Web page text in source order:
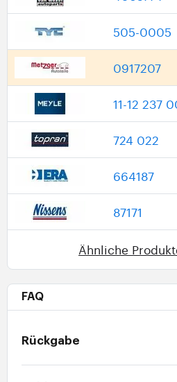
505-0005
0917207
11-12 237
724 022
664187
87171
Ähnliche
FAQ
Rückgabe